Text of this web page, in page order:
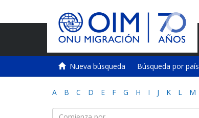
Nueva búsqueda Búsqueda por país
A B C D E F G H I J K L M